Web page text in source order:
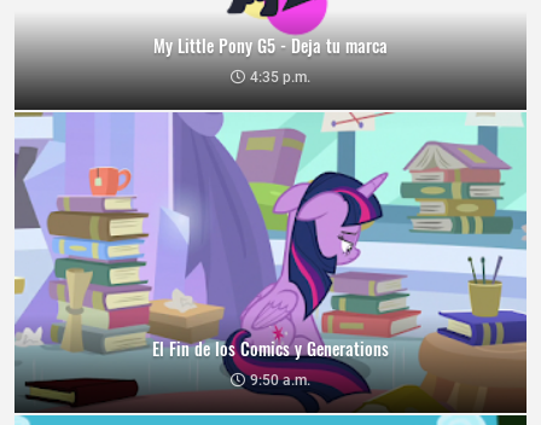
My Little Pony G5 - Deja tu marca
4:35 p.m.
El Fin de los Comics y Generations
9:50 a.m.